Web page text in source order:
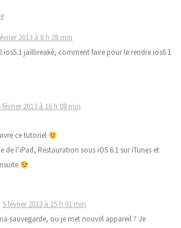
2013 à 8 h 28 min
ios5.1 jailbreaké, comment faire pour le rendre ios6.1
février 2013 à 16 h 08 min
ce tutoriel
de l’iPad, Restauration sous iOS 6.1 sur iTunes et
5 février 2013 à 15 h 01 min
sauvegarde, ou je met nouvel appareil ? Je